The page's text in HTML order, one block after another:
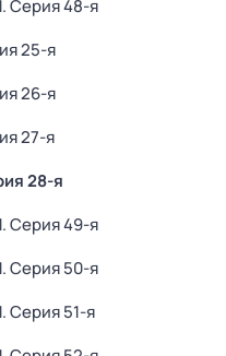
. Серия 48-я
25-я
26-я
27-я
28-я
. Серия 49-я
. Серия 50-я
. Серия 51-я